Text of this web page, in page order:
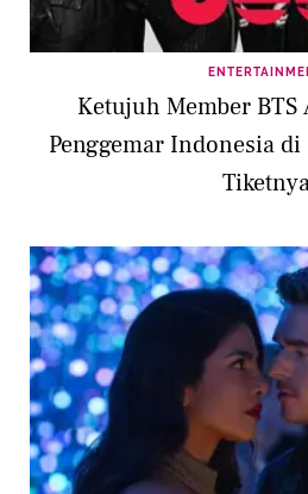
Ketujuh Member BTS
Penggemar Indonesia